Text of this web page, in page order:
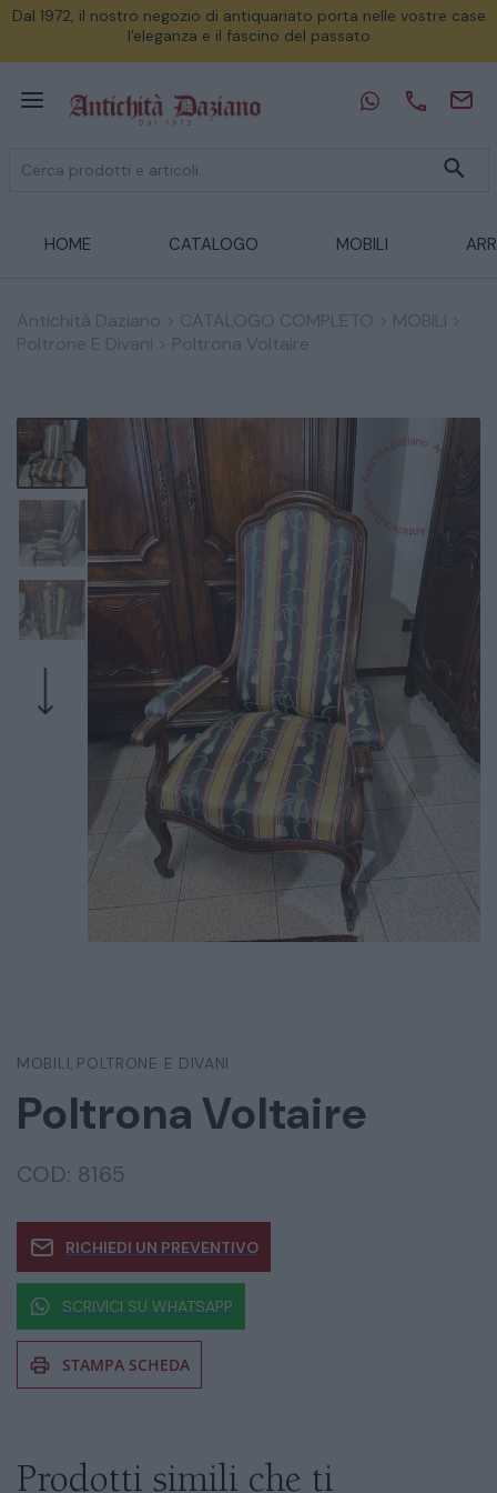
Dal 1972, il nostro negozio di antiquariato porta nelle vostre case
l'eleganza e il fascino del passato
HOME CATALOGO MOBILI
Antichità Daziano CATALOGO COMPLETO MOBILI
Poltrone E Divani
Poltrona Voltaire
MOBILI, POLTRONE E DIVANI
Poltrona Voltaire
COD: 8165
RICHIEDI UN PREVENTIVO
SCRIVICI SU WHATSAPP
STAMPA SCHEDA
esitate a chiedere informazioni
Prodotti simili che ti